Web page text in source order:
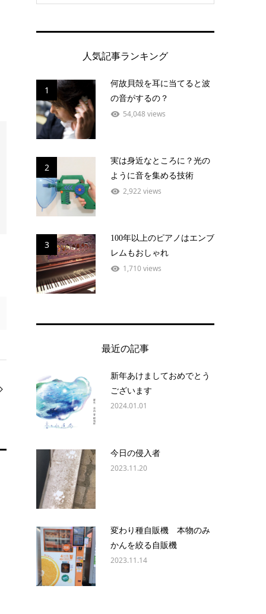
人気記事ランキング
1
何故貝殻を耳に当てると波
の音がするの？
54,048 views
2
実は身近なところに？光の
ように音を集める技術
2,922 views
3
100年以上のピアノはエンブ
レムもおしゃれ
1,710 views
最近の記事
新年あけましておめでとう
ございます
2024.01.01
今日の侵入者
2023.11.20
変わり種自販機 本物のみ
かんを絞る自販機
2023.11.14